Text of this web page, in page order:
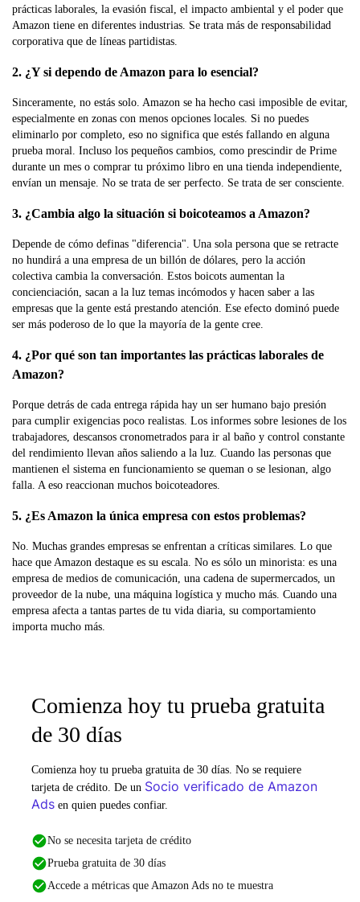
prácticas laborales, la evasión fiscal, el impacto ambiental y el poder que
Amazon tiene en diferentes industrias. Se trata más de responsabilidad
corporativa que de líneas partidistas.
2. ¿Y si dependo de Amazon para lo esencial?
Sinceramente, no estás solo. Amazon se ha hecho casi imposible de evitar,
especialmente en zonas con menos opciones locales. Si no puedes
eliminarlo por completo, eso no significa que estés fallando en alguna
prueba moral. Incluso los pequeños cambios, como prescindir de Prime
durante un mes o comprar tu próximo libro en una tienda independiente,
envían un mensaje. No se trata de ser perfecto. Se trata de ser consciente.
3. ¿Cambia algo la situación si boicoteamos a Amazon?
Depende de cómo definas "diferencia". Una sola persona que se retracte
no hundirá a una empresa de un billón de dólares, pero la acción
colectiva cambia la conversación. Estos boicots aumentan la
concienciación, sacan a la luz temas incómodos y hacen saber a las
empresas que la gente está prestando atención. Ese efecto dominó puede
ser más poderoso de lo que la mayoría de la gente cree.
4. ¿Por qué son tan importantes las prácticas laborales de
Amazon?
Porque detrás de cada entrega rápida hay un ser humano bajo presión
para cumplir exigencias poco realistas. Los informes sobre lesiones de los
trabajadores, descansos cronometrados para ir al baño y control constante
del rendimiento llevan años saliendo a la luz. Cuando las personas que
mantienen el sistema en funcionamiento se queman o se lesionan, algo
falla. A eso reaccionan muchos boicoteadores.
5. ¿Es Amazon la única empresa con estos problemas?
No. Muchas grandes empresas se enfrentan a críticas similares. Lo que
hace que Amazon destaque es su escala. No es sólo un minorista: es una
empresa de medios de comunicación, una cadena de supermercados, un
proveedor de la nube, una máquina logística y mucho más. Cuando una
empresa afecta a tantas partes de tu vida diaria, su comportamiento
importa mucho más.
Comienza hoy tu prueba gratuita
de 30 días
Comienza hoy tu prueba gratuita de 30 días. No se requiere
tarjeta de crédito. De un Socio verificado de Amazon
Ads en quien puedes confiar.
No se necesita tarjeta de crédito
Prueba gratuita de 30 días
Accede a métricas que Amazon Ads no te muestra